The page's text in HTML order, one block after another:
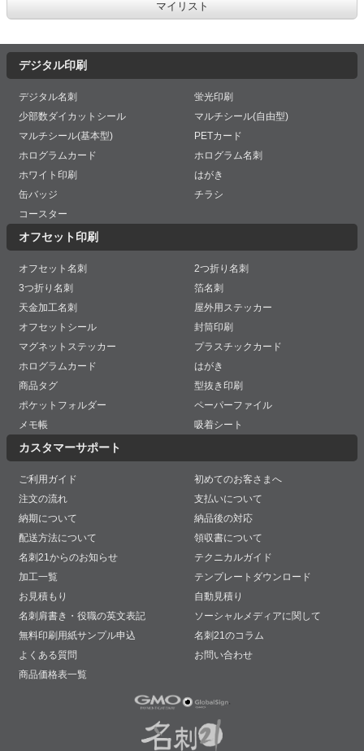
デジタル印刷
デジタル名刺
蛍光印刷
少部数ダイカットシール
マルチシール(自由型)
マルチシール(基本型)
PETカード
ホログラムカード
ホログラム名刺
ホワイト印刷
はがき
缶バッジ
チラシ
コースター
オフセット印刷
オフセット名刺
2つ折り名刺
3つ折り名刺
箔名刺
天金加工名刺
屋外用ステッカー
オフセットシール
封筒印刷
マグネットステッカー
プラスチックカード
ホログラムカード
はがき
商品タグ
型抜き印刷
ポケットフォルダー
ペーパーファイル
メモ帳
吸着シート
カスタマーサポート
ご利用ガイド
初めてのお客さまへ
注文の流れ
支払いについて
納期について
納品後の対応
配送方法について
領収書について
名刺21からのお知らせ
テクニカルガイド
加工一覧
テンプレートダウンロード
お見積もり
自動見積り
名刺肩書き・役職の英文表記
ソーシャルメディアに関して
無料印刷用紙サンプル申込
名刺21のコラム
よくある質問
お問い合わせ
商品価格表一覧